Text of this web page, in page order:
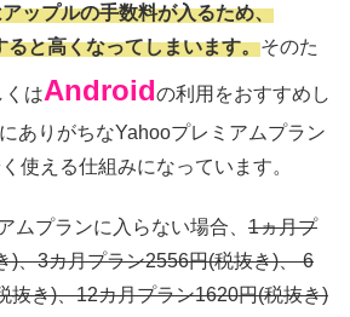
ップルの手数料が入るため、
と高くなってしまいます。そのた
くはAndroidの利用をおすすめし
ありがちなYahooプレミアムプラン
使える仕組みになっています。
ムプランに入らない場合、 1ヵ月プ
)、3カ月プラン2556円(税抜き)、 6
抜き)、12カ月プラン1620円(税抜き)